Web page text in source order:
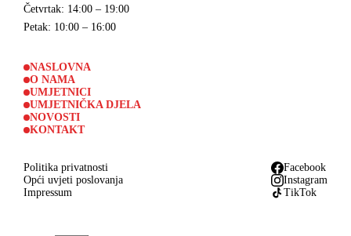
Četvrtak: 14:00 – 19:00
Petak: 10:00 – 16:00
NASLOVNA
O NAMA
UMJETNICI
UMJETNIČKA DJELA
NOVOSTI
KONTAKT
Politika privatnosti
Opći uvjeti poslovanja
Impressum
Facebook
Instagram
TikTok